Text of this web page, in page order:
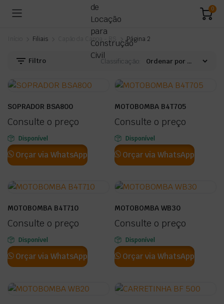
0
Filiais Capão da Canoa - RS Página 2
Filtro Classificação:
SOPRADOR BSA800
Consulte o preço
Disponível
Orçar via WhatsApp
MOTOBOMBA B4T705
Consulte o preço
Disponível
Orçar via WhatsApp
MOTOBOMBA B4T710
Consulte o preço
Disponível
Orçar via WhatsApp
MOTOBOMBA WB30
Consulte o preço
Disponível
Orçar via WhatsApp